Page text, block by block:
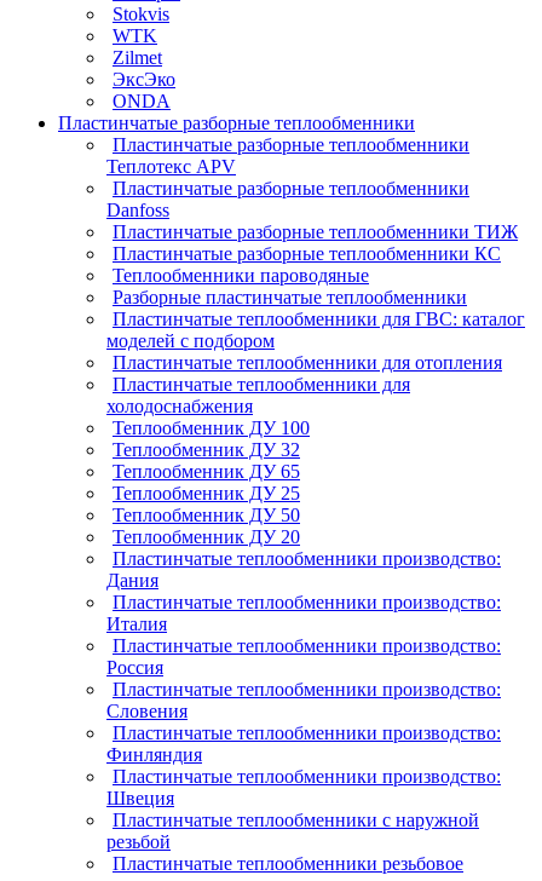
Stokvis
WTK
Zilmet
ЭксЭко
ONDA
Пластинчатые разборные теплообменники
Пластинчатые разборные теплообменники
Теплотекс APV
Пластинчатые разборные теплообменники
Danfoss
Пластинчатые разборные теплообменники ТИЖ
Пластинчатые разборные теплообменники КC
Теплообменники пароводяные
Разборные пластинчатые теплообменники
Пластинчатые теплообменники для ГВС: каталог
моделей с подбором
Пластинчатые теплообменники для отопления
Пластинчатые теплообменники для
холодоснабжения
Теплообменник ДУ 100
Теплообменник ДУ 32
Теплообменник ДУ 65
Теплообменник ДУ 25
Теплообменник ДУ 50
Теплообменник ДУ 20
Пластинчатые теплообменники производство:
Дания
Пластинчатые теплообменники производство:
Италия
Пластинчатые теплообменники производство:
Россия
Пластинчатые теплообменники производство:
Словения
Пластинчатые теплообменники производство:
Финляндия
Пластинчатые теплообменники производство:
Швеция
Пластинчатые теплообменники с наружной
резьбой
Пластинчатые теплообменники резьбовое